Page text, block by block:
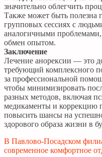
значительно облегчить
Также может быть полезна
групповых сессиях с
аналогичными
обмен опытом.
Заключение
Лечение анорексии — это
требующий комплексного
за профессиональной
чтобы минимизировать
разных методов, включая
медикаменты и коррекцию
повысить шансы на
здорового образа жизни в
В Павлово-Посадском
современное комфортное